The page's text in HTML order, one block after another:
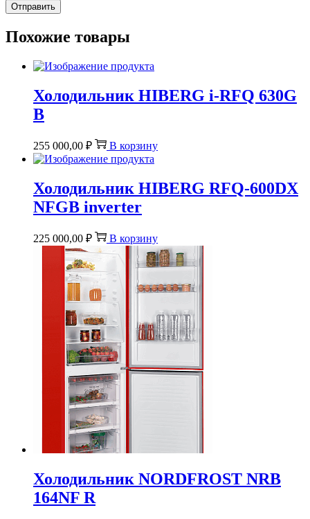
Похожие товары
Холодильник HIBERG i-RFQ 630G
B
255 000,00 ₽ В корзину
Холодильник HIBERG RFQ-600DX
NFGB inverter
225 000,00 ₽ В корзину
Холодильник NORDFROST NRB
164NF R